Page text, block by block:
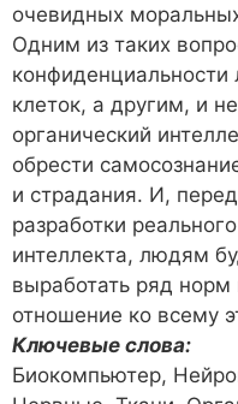
очевидных
Одним из таких
клеток, а другим, и
органический
обрести
и страдания. И,
разработки
интеллекта, людям
выработать ряд
отношение ко всему
Ключевые слова:
Биокомпьютер,